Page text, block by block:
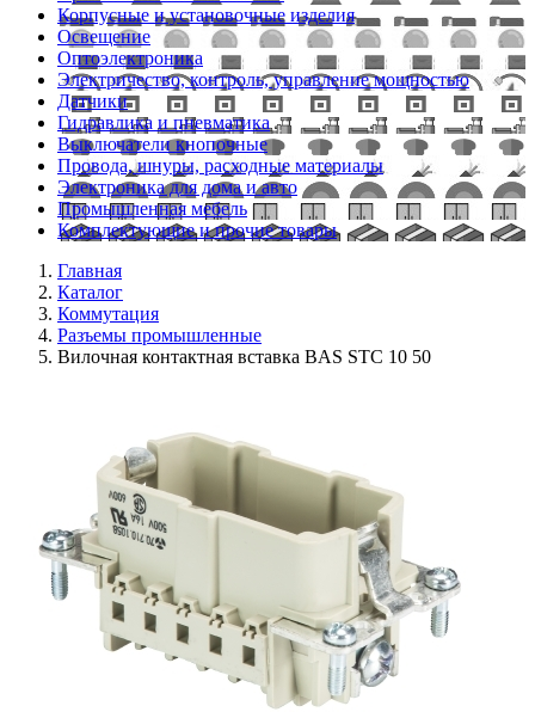
Корпусные и установочные изделия
Освещение
Оптоэлектроника
Электричество, контроль, управление мощностью
Датчики
Гидравлика и пневматика
Выключатели кнопочные
Провода, шнуры, расходные материалы
Электроника для дома и авто
Промышленная мебель
Комплектующие и прочие товары
Главная
Каталог
Коммутация
Разъемы промышленные
Вилочная контактная вставка BAS STC 10 50